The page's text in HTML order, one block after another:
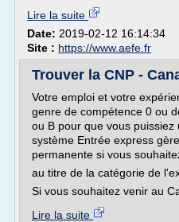
Lire la suite
Date: 2019-02-12 16:14:34
Site : https://www.aefe.fr
Trouver la CNP -
Votre emploi et votre
genre de compétence 0 ou
ou B pour que vous
système Entrée express
permanente si vous
au titre de la catégorie de
Si vous souhaitez venir au
Lire la suite